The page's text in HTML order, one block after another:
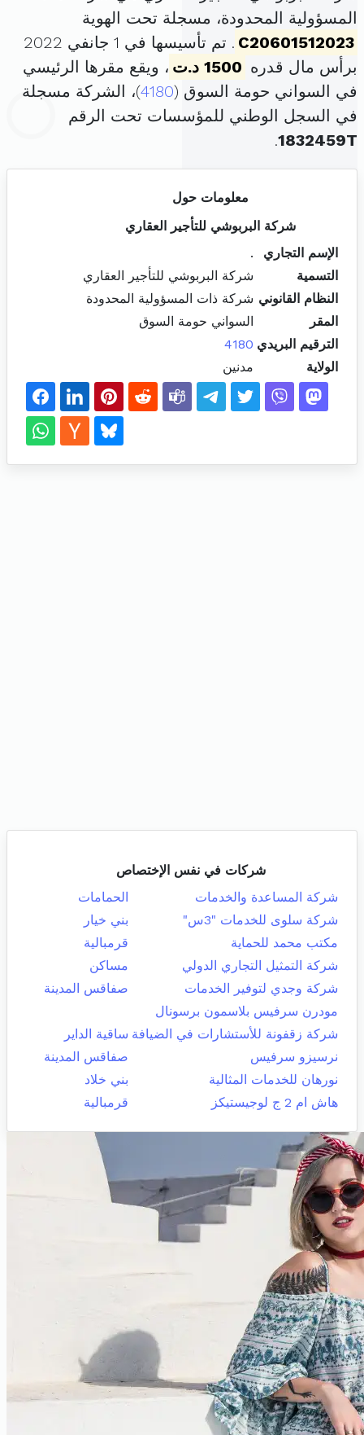
المسؤولية المحدودة، مسجلة تحت الهوية
C20601512023
. تم تأسيسها في 1 جانفي 2022
برأس مال قدره 1500 د.ت
، ويقع مقرها الرئيسي
في السواني حومة السوق (4180)، الشركة مسجلة
في السجل الوطني للمؤسسات تحت الرقم
1832459T
.
معلومات حول
شركة البربوشي للتأجير العقاري
الإسم التجاري
.
التسمية
شركة البربوشي للتأجير العقاري
النظام القانوني شركة ذات المسؤولية المحدودة
المقر
السواني حومة السوق
الترقيم البريدي 4180
الولاية
مدنين
شركات في نفس الإختصاص
شركة المساعدة والخدمات
الحمامات
شركة سلوى للخدمات "3س"
بني خيار
مكتب محمد للحماية
قرمبالية
شركة التمثيل التجاري الدولي
مساكن
شركة وجدي لتوفير الخدمات
صفاقس المدينة
مودرن سرفيس بلاسمون برسونال
شركة زقفونة للأستشارات في الضيافة ساقية الداير
نرسيزو سرفيس
صفاقس المدينة
نورهان للخدمات المثالية
بني خلاد
هاش ام 2 ج لوجيستيكز
قرمبالية